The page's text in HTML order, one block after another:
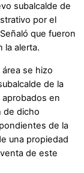
subalcalde de
por el
que fueron
la alerta.
se hizo
de la
en
de dicho
de la
una propiedad
de este